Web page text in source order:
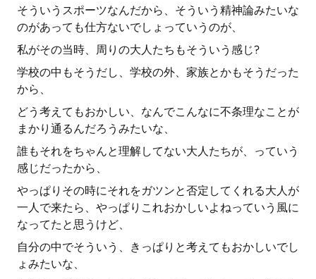
そういうスポーツなんだから、そういう精神論みたいな
のがあっても仕方ないでしょっていうのが、
私がその当時、周りの大人たちもそういう感じ?
学校の中もそうだし、学校の外、家族とかもそうだった
から、
どう考えてもおかしい、なんでこんなに不条理なことが
まかり通るんだろうみたいな、
誰もそれをちゃんと理解してない大人たちが、っていう
感じだったから、
やっぱりその時にそれをガツンと否定してくれる大人が
一人で来たら、やっぱりこれおかしいよねっていう風に
なってたと思うけど、
自分の中でそういう、きっぱりと考えてもおかしいでし
ょみたいな、